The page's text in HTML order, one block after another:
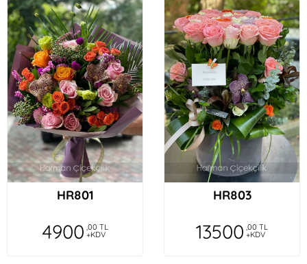
HR801
4900 ,00 TL
+KDV
HR803
13500 ,00 TL
+KDV